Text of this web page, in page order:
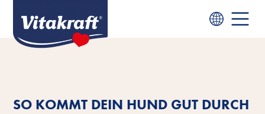
SO KOMMT DEIN HUND GUT DURCH